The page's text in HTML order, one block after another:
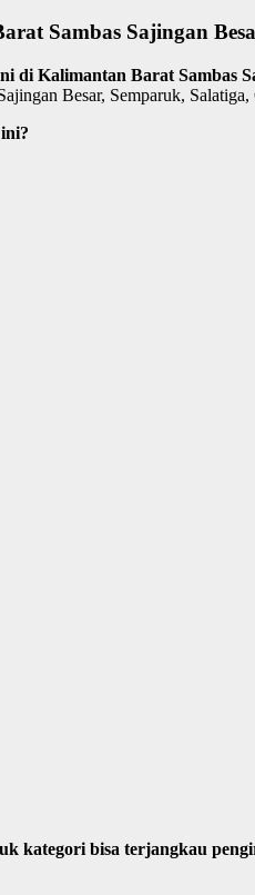
Sambas Sajingan
di Kalimantan Barat Sambas
Besar, Semparuk,
kategori bisa terjangkau